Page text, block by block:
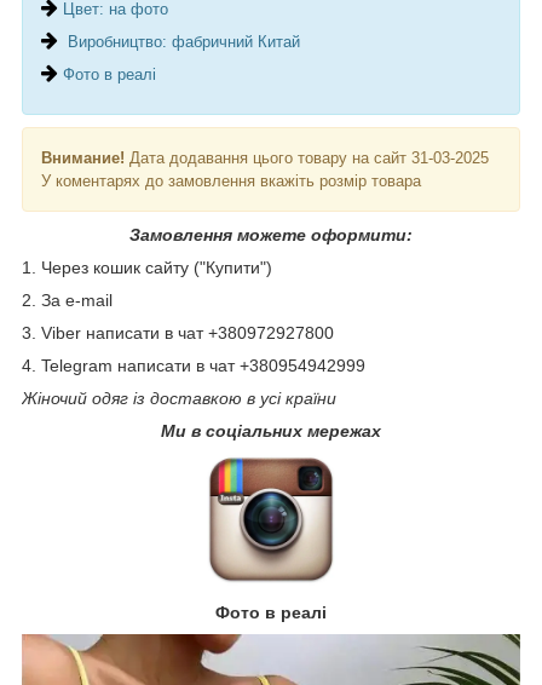
Цвет: на фото
Виробництво: фабричний Китай
Фото в реалі
Внимание! Дата додавання цього товару на сайт 31-03-2025
У коментарях до замовлення вкажіть розмір товара
Замовлення можете оформити:
1. Через кошик сайту ("Купити")
2. За e-mail
3. Viber написати в чат +380972927800
4. Telegram написати в чат +380954942999
Жіночий одяг із доставкою в усі країни
Ми в соціальних мережах
Фото в реалі